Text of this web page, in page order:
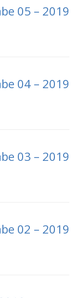
05 – 2019
04 – 2019
03 – 2019
02 – 2019